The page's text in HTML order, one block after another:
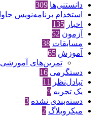
دانستنی‌ها 309
استخدام برنامه‌نویس جاوا
اخبار 135
آزمون 52
مسابقات 38
آموزش 65
تمرین‌های آموزشی
دستگرمی 16
تبادل‌نظر
11
یک تجربه 9
دسته‌بندی نشده 3
میکروبلاگ 2